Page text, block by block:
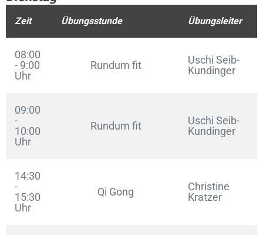
Zeit Übungsstunde Übungsleiter
08:00
- 9:00
Uhr
Rundum fit
Uschi Seib-
Kundinger
09:00
-
10:00
Uhr
Rundum fit
Uschi Seib-
Kundinger
14:30
-
15:30
Uhr
Qi Gong
Christine
Kratzer